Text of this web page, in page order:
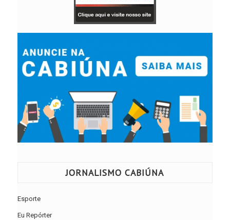
JORNALISMO CABIÚNA
Esporte
Eu Repórter